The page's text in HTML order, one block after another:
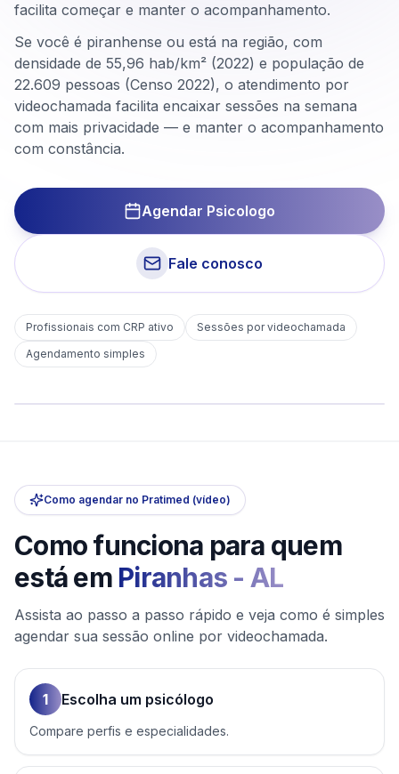
facilita começar e manter o acompanhamento.
Se você é piranhense ou está na região, com
densidade de 55,96 hab/km² (2022) e população de
22.609 pessoas (Censo 2022), o atendimento por
videochamada facilita encaixar sessões na semana
com mais privacidade — e manter o acompanhamento
com constância.
Agendar Psicologo
Fale conosco
Profissionais com CRP ativo
Sessões por videochamada
Agendamento simples
Como agendar no Pratimed (vídeo)
Como funciona para quem
está em Piranhas - AL
Assista ao passo a passo rápido e veja como é simples
agendar sua sessão online por videochamada.
1 Escolha um psicólogo
Compare perfis e especialidades.